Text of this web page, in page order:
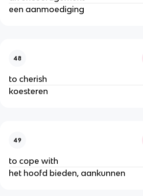
een aanmoediging
48
to cherish
koesteren
49
to cope with
het hoofd bieden, aankunnen